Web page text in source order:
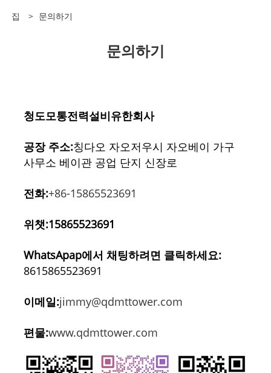
집 > 문의하기
문의하기
청도모통전력설비유한회사
공장 주소:칭다오 자오저우시 자오베이 가구
사무소 베이관 공업 단지 신장로
전화:+86-15865523691
위챗:15865523691
WhatsApap에서 채팅하려면 클릭하세요:
8615865523691
이메일:jimmy@qdmttower.com
편물:www.qdmttower.com